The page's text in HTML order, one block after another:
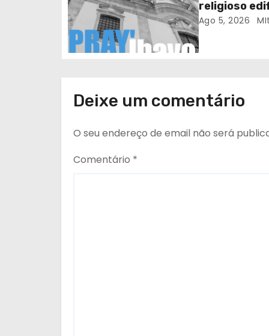
t
o
religioso
Ago 5, 2026
Deixe um comentário
O seu endereço de email não será
Comentário *